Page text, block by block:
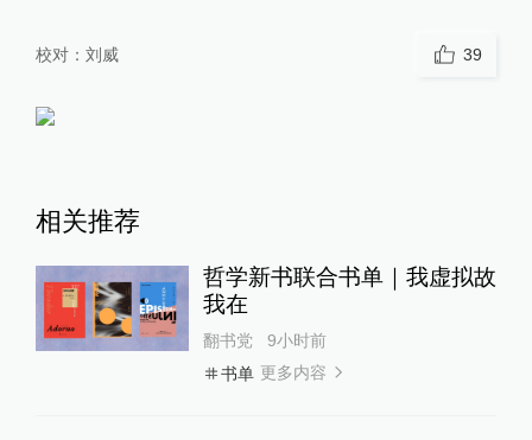
校对： 刘威 39
相关推荐
哲学新书联合书单｜我虚拟故
我在
翻书党
9小时前
书单 更多内容